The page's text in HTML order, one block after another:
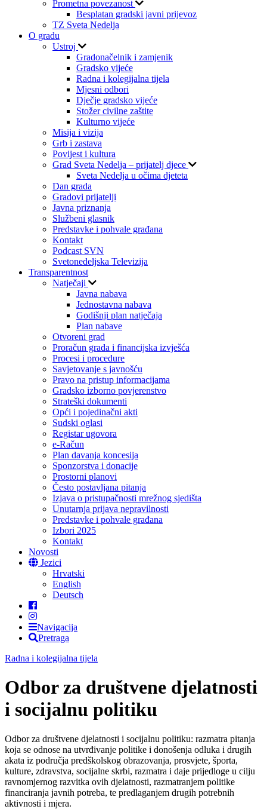
Prometna povezanost
Besplatan gradski javni prijevoz
TZ Sveta Nedelja
O gradu
Ustroj
Gradonačelnik i zamjenik
Gradsko vijeće
Radna i kolegijalna tijela
Mjesni odbori
Dječje gradsko vijeće
Stožer civilne zaštite
Kulturno vijeće
Misija i vizija
Grb i zastava
Povijest i kultura
Grad Sveta Nedelja – prijatelj djece
Sveta Nedelja u očima djeteta
Dan grada
Gradovi prijatelji
Javna priznanja
Službeni glasnik
Predstavke i pohvale građana
Kontakt
Podcast SVN
Svetonedeljska Televizija
Transparentnost
Natječaji
Javna nabava
Jednostavna nabava
Godišnji plan natječaja
Plan nabave
Otvoreni grad
Proračun grada i financijska izvješća
Procesi i procedure
Savjetovanje s javnošću
Pravo na pristup informacijama
Gradsko izborno povjerenstvo
Strateški dokumenti
Opći i pojedinačni akti
Sudski oglasi
Registar ugovora
e-Račun
Plan davanja koncesija
Sponzorstva i donacije
Prostorni planovi
Često postavljana pitanja
Izjava o pristupačnosti mrežnog sjedišta
Unutarnja prijava nepravilnosti
Predstavke i pohvale građana
Izbori 2025
Kontakt
Novosti
Jezici
Hrvatski
English
Deutsch
Navigacija
Pretraga
Radna i kolegijalna tijela
Odbor za društvene djelatnosti
i socijalnu politiku
Odbor za društvene djelatnosti i socijalnu politiku: razmatra pitanja
koja se odnose na utvrđivanje politike i donošenja odluka i drugih
akata iz područja predškolskog obrazovanja, prosvjete, športa,
kulture, zdravstva, socijalne skrbi, razmatra i daje prijedloge u cilju
ravnomjernog razvitka ovih djelatnosti, razmatranjem politike
financiranja javnih potreba, te predlaganjem drugih potrebnih
aktivnosti i mjera.